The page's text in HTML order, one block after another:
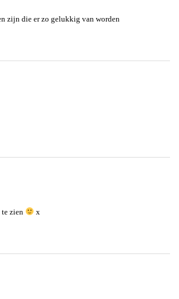
zijn die er zo gelukkig van worden
zien x